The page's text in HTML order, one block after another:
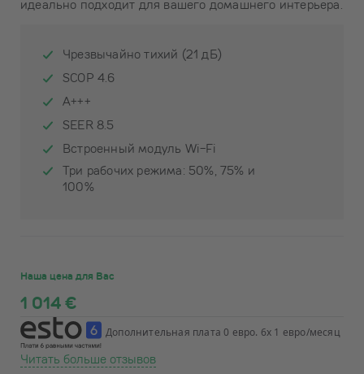
идеально подходит для вашего домашнего интерьера.
Чрезвычайно тихий (21 дБ)
SCOP 4.6
A+++
SEER 8.5
Встроенный модуль Wi-Fi
Три рабочих режима: 50%, 75% и
100%
Наша цена для Вас
1 014 €
Дополнительная плата 0 евро. 6x 1 евро/месяц
Читать больше отзывов